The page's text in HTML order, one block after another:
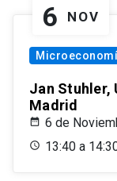
6 NOV
Jan Stuhler,
Madrid
6 de
13:40 a